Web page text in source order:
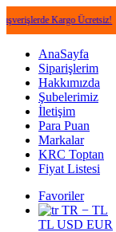
Kargo Ücretsiz! •
AnaSayfa
Siparişlerim
Hakkımızda
Şubelerimiz
İletişim
Para Puan
Markalar
KRC Toptan
Fiyat Listesi
Favoriler
TR − TL
TL USD EUR